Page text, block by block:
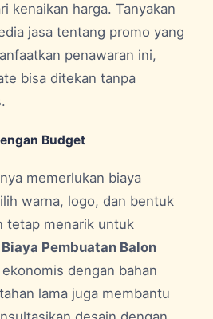
kenaikan harga. Tanyakan
jasa tentang promo yang
penawaran ini,
bisa ditekan tanpa
Budget
memerlukan biaya
warna, logo, dan bentuk
tetap menarik untuk
Biaya Pembuatan Balon
dengan bahan
lama juga membantu